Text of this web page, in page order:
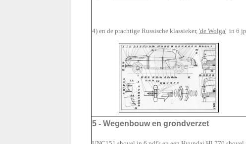
4) en de prachtige Russische klassieker,'de Wolga' in 6
5 - Wegenbouw en grondverzet